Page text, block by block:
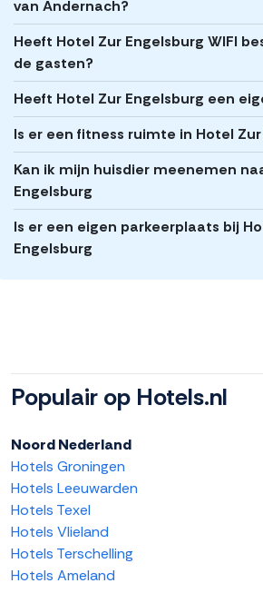
van Andernach?
Heeft Hotel Zur Engelsburg WIFI
de gasten?
Heeft Hotel Zur Engelsburg een
Is er een fitness ruimte in Hotel
Kan ik mijn huisdier meenemen
Engelsburg
Is er een eigen parkeerplaats bij
Engelsburg
Populair op Hotels.nl
Noord Nederland
Hotels Groningen
Hotels Leeuwarden
Hotels Texel
Hotels Vlieland
Hotels Terschelling
Hotels Ameland